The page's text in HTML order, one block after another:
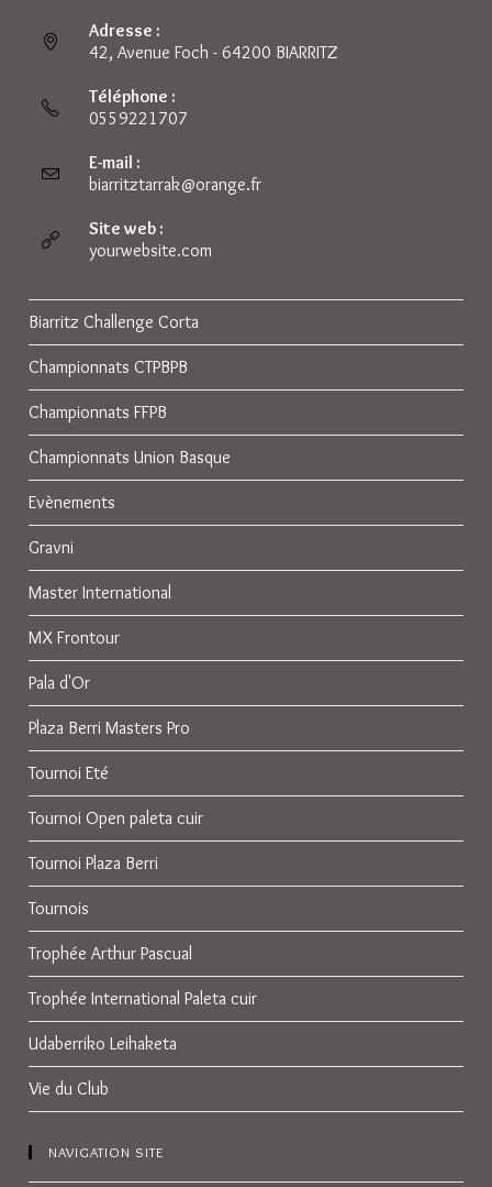
Adresse :
42, Avenue Foch - 64200 BIARRITZ
Téléphone :
0559221707
E-mail :
biarritztarrak@orange.frS’ouvre
Site web :
yourwebsite.com
Biarritz Challenge Corta
Championnats CTPBPB
Championnats FFPB
Championnats Union Basque
Evènements
Gravni
Master International
MX Frontour
Pala d'Or
Plaza Berri Masters Pro
Tournoi Eté
Tournoi Open paleta cuir
Tournoi Plaza Berri
Tournois
Trophée Arthur Pascual
Trophée International Paleta cuir
Udaberriko Leihaketa
Vie du Club
NAVIGATION SITE